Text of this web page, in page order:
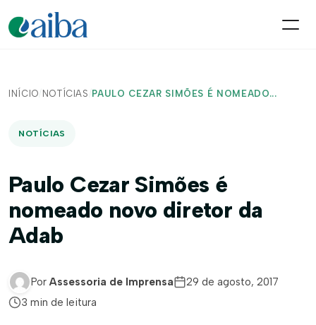
INÍCIO/ NOTÍCIAS / PAULO CEZAR SIMÕES É NOMEADO...
NOTÍCIAS
Paulo Cezar Simões é
nomeado novo diretor da
Adab
Por Assessoria de Imprensa
29 de agosto, 2017
3 min de leitura